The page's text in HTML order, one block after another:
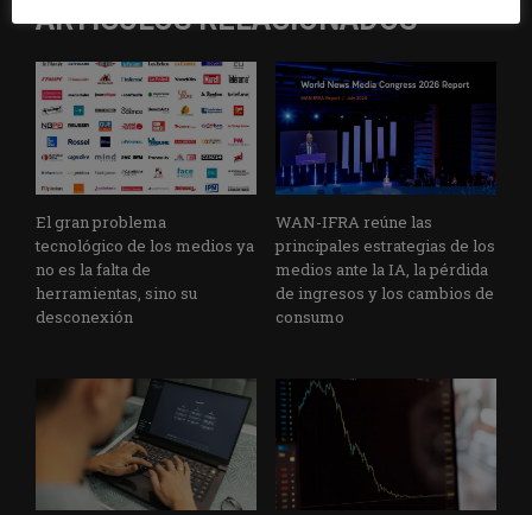
ARTÍCULOS RELACIONADOS
El gran problema
tecnológico de los medios ya
no es la falta de
herramientas, sino su
desconexión
WAN-IFRA reúne las
principales estrategias de los
medios ante la IA, la pérdida
de ingresos y los cambios de
consumo